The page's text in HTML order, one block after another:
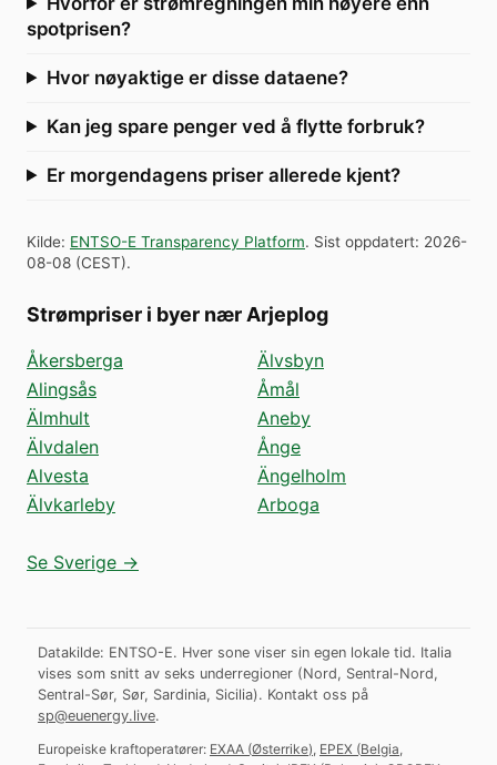
spotprisen?
Hvor nøyaktige er disse dataene?
Kan jeg spare penger ved å flytte forbruk?
Er morgendagens priser allerede kjent?
Kilde: ENTSO-E Transparency Platform. Sist oppdatert: 2026-
08-08 (CEST).
Strømpriser i byer nær Arjeplog
Åkersberga
Alingsås
Älmhult
Älvdalen
Alvesta
Älvkarleby
Älvsbyn
Åmål
Aneby
Ånge
Ängelholm
Arboga
Se Sverige →
Datakilde: ENTSO-E. Hver sone viser sin egen lokale tid. Italia
vises som snitt av seks underregioner (Nord, Sentral-Nord,
Sentral-Sør, Sør, Sardinia, Sicilia). Kontakt oss på
sp@euenergy.live.
Europeiske kraftoperatører: EXAA (Østerrike) EPEX (Belgia,